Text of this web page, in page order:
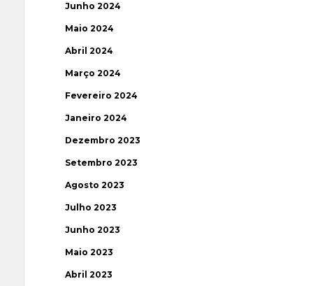
Junho 2024
Maio 2024
Abril 2024
Março 2024
Fevereiro 2024
Janeiro 2024
Dezembro 2023
Setembro 2023
Agosto 2023
Julho 2023
Junho 2023
Maio 2023
Abril 2023